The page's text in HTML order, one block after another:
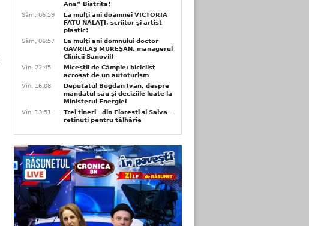
Ana” Bistrița!
Sâm, 06:59
La mulți ani doamnei VICTORIA
FĂTU NALAŢI, scriitor și artist
plastic!
Sâm, 06:57
La mulţi ani domnului doctor
GAVRILAŞ MUREŞAN, managerul
Clinicii Sanovil!
Vin, 22:45
Miceștii de Câmpie: biciclist
acroșat de un autoturism
Vin, 16:08
Deputatul Bogdan Ivan, despre
mandatul său și deciziile luate la
Ministerul Energiei
Vin, 13:51
Trei tineri - din Florești și Salva -
reținuți pentru tâlhărie